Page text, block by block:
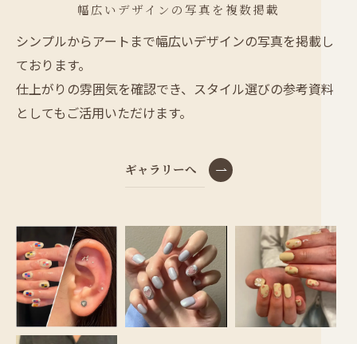
幅広いデザインの写真を複数掲載
シンプルからアートまで幅広いデザインの写真を掲載し
ております。
仕上がりの雰囲気を確認でき、スタイル選びの参考資料
としてもご活用いただけます。
ギャラリーへ